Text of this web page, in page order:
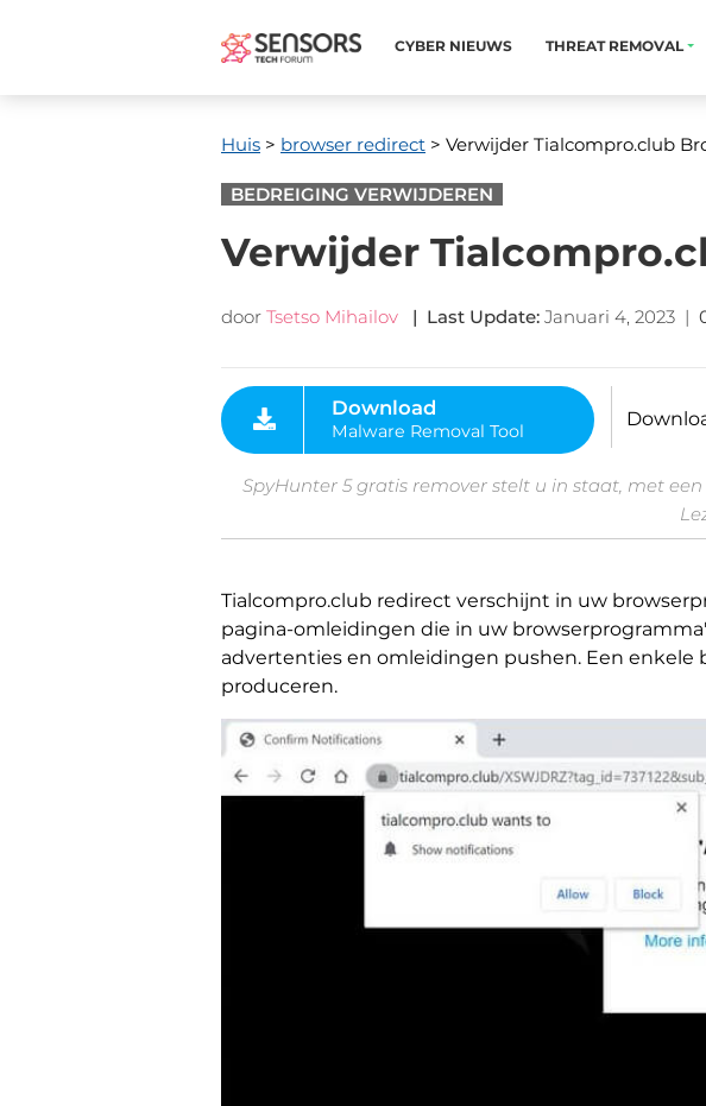
CYBER ​​NIEUWS THREAT REMOVAL
Huis > browser redirect > Verwijder Tialcompro.club
BEDREIGING VERWIJDEREN
Verwijder
door Tsetso Mihailov | Last Update: Januari 4, 2023 |
Malware Removal Tool
SpyHunter 5 gratis remover stelt u in staat, met
Tialcompro.club redirect verschijnt in uw
pagina-omleidingen die in uw
advertenties en omleidingen pushen. Een
produceren.